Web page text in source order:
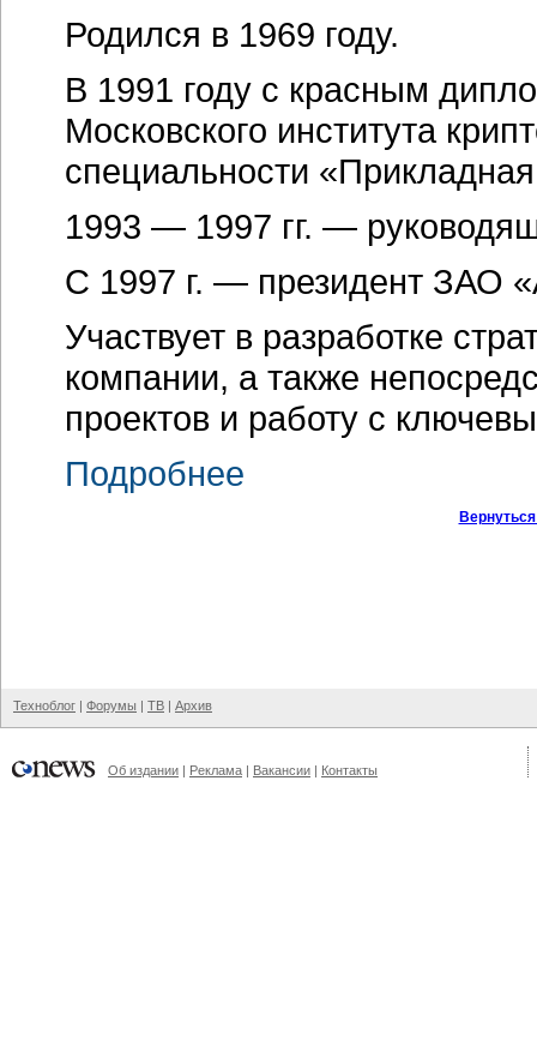
Родился в 1969 году.
В 1991 году с красным
Московского института
специальности
1993 — 1997 гг. —
С 1997 г. — президент ЗАО
Участвует в разработке
компании, а также
проектов и работу с
Подробнее
Техноблог | Форумы | ТВ | Архив
Об издании | Реклама | Вакансии | Контакты